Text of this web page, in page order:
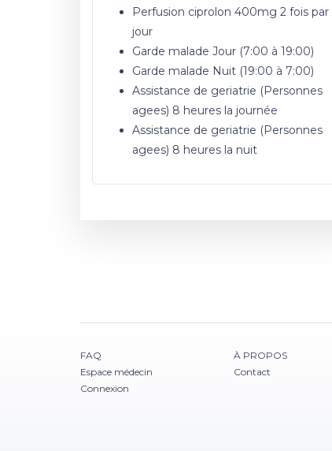
Perfusion ciprolon 400mg 2 fois par
jour
Garde malade Jour (7:00 à 19:00)
Garde malade Nuit (19:00 à 7:00)
Assistance de geriatrie (Personnes
agees) 8 heures la journée
Assistance de geriatrie (Personnes
agees) 8 heures la nuit
FAQ
Espace médecin
Connexion
À PROPOS
Contact